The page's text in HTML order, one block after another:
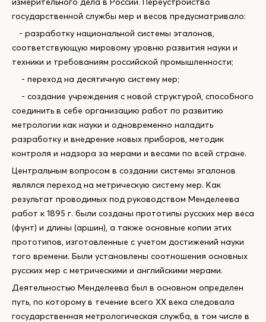
государственной службы мер и весов предусматривало:
- разработку национальной системы эталонов,
соответствующую мировому уровню развития науки и
техники и требованиям российской промышленности;
- переход на десятичную систему мер;
- создание учреждения с новой структурой, способного
соединить в себе организацию работ по развитию
метрологии как науки и одновременно наладить
разработку и внедрение новых приборов, методик
контроля и надзора за мерами и весами по всей стране.
Центральным вопросом в создании системы эталонов
являлся переход на метрическую систему мер. Как
результат проводимых под руководством Менделеева
работ к 1895 г. были созданы прототипы русских мер веса
(фунт) и длины (аршин), а также основные копии этих
прототипов, изготовленные с учетом достижений науки
того времени. Были установлены соотношения основных
русских мер с метрическими и английскими мерами.
Деятельностью Менделеева был в основном определен
путь, по которому в течение всего XX века следовала
государственная метрологическая служба, в том числе в